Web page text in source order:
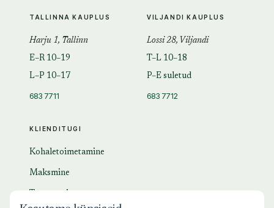
KLIENDITUGI
Kohaletoimetamine
Maksmine
TALLINNA KAUPLUS
Harju 1, Tallinn
E–R 10–19
L–P 10–17
683 7711
VILJANDI KAUPLUS
Lossi 28, Viljandi
T–L 10–18
P–E suletud
683 7712